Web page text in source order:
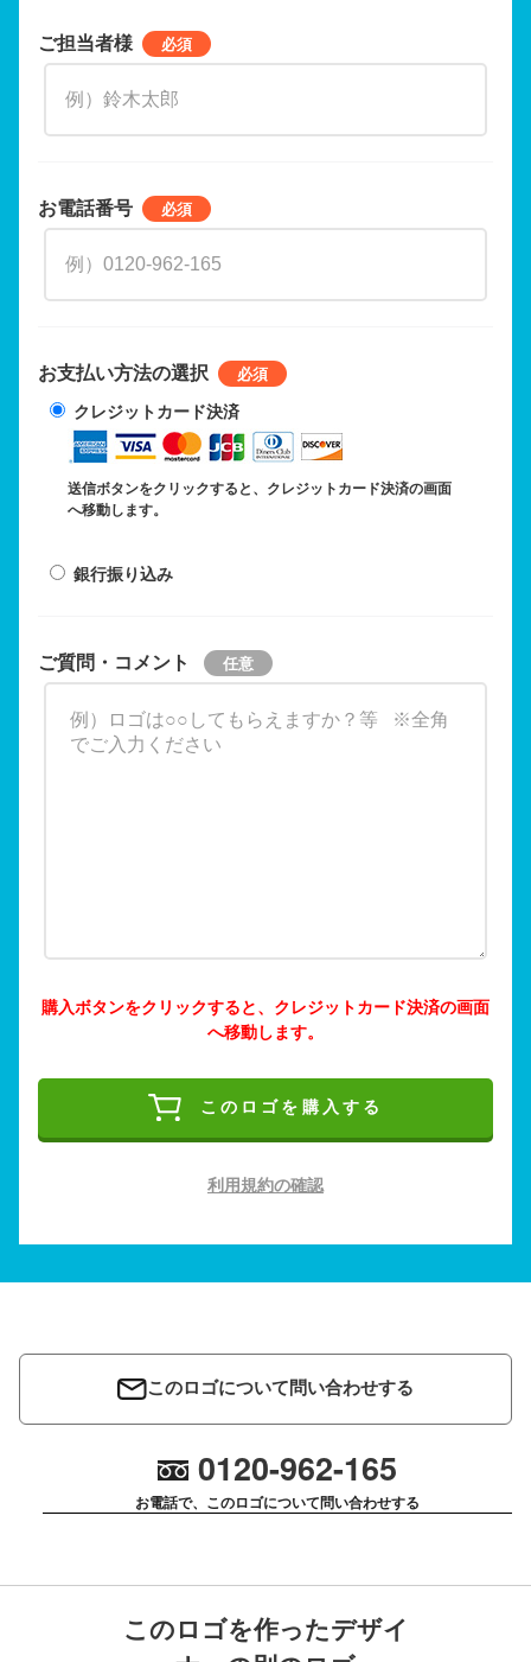
ご担当者様
お電話番号
お支払い方法の選択
クレジットカード決済
送信ボタンをクリックすると、クレジットカード決済の画面
へ移動します。
銀行振り込み
ご質問・コメント
購入ボタンをクリックすると、クレジットカード決済の画面
へ移動します。
このロゴを購入する
利用規約の確認
このロゴについて問い合わせする
0120-962-165
お電話で、このロゴについて問い合わせする
このロゴを作ったデザイ